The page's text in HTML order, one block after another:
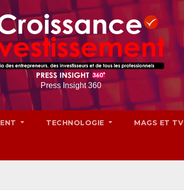
Press Insight 360
TECHNOLOGIE MAGS ET TV